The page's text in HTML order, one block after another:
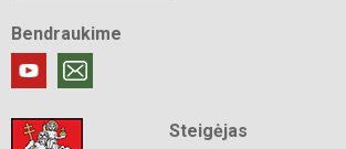
Bendraukime
Steigėjas